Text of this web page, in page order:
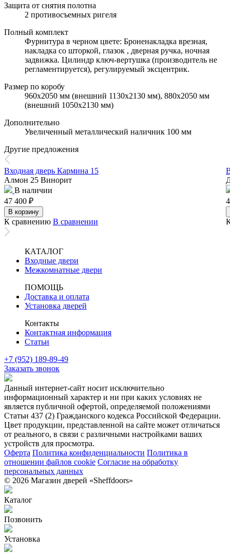
Защита от снятия полотна
2 противосъемных ригеля
Полный комплект
Фурнитура в черном цвете: Броненакладка врезная,
накладка со шторкой, глазок , дверная ручка, ночная
задвижка. Цилиндр ключ-вертушка (производитель не
регламентируется), регулируемый эксцентрик.
Размер по коробу
960х2050 мм (внешний 1130х2130 мм), 880х2050 мм
(внешний 1050х2130 мм)
Дополнительно
Увеличенный металлический наличник 100 мм
Другие предложения
Входная дверь Кармина 15
Алмон 25 Винорит
В наличии
47 400 ₽
В корзину
К сравнению В сравнении
КАТАЛОГ
Входные двери
Межкомнатные двери
ПОМОЩЬ
Доставка и оплата
Установка дверей
Контакты
Контактная информация
Статьи
+7 (952) 189-89-49
Заказать звонок
Данный интернет-сайт носит исключительно
информационный характер и ни при каких условиях не
является публичной офертой, определяемой положениями
Статьи 437 (2) Гражданского кодекса Российской Федерации.
Цвет продукции, представленной на сайте может отличаться
от реального, в связи с различными настройками ваших
устройств для просмотра.
Оферта Политика конфиденциальности Политика в
отношении файлов cookie Согласие на обработку
персональных данных
© 2026 Магазин дверей «Sheffdoors»
Каталог
Позвонить
Установка